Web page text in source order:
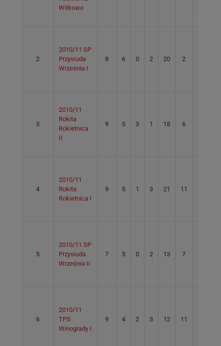
Witkowo
2
2010/11 SP
Przysiuda
Września I
8 6 0 2 20 2
3
2010/11
Rokita
Rokietnica
II
9 5 3 1 18 6
4
2010/11
Rokita
Rokietnica I
9 5 1 3 21 11
5
2010/11 SP
Przysiuda
Września II
7 5 0 2 13 7
6
2010/11
TPS
Winogrady I
9 4 2 3 12 11